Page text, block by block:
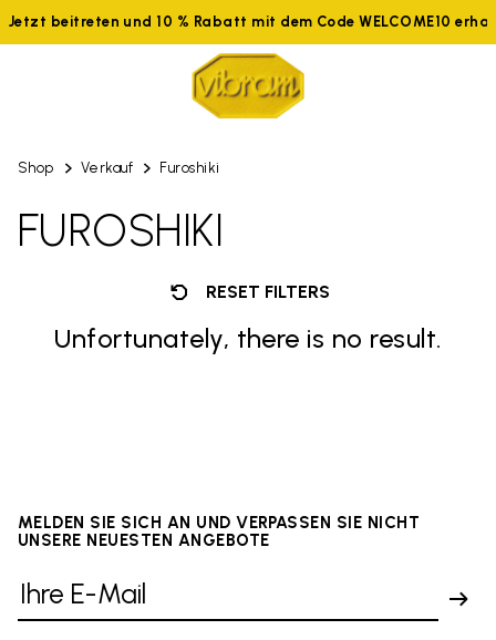
Jetzt beitreten und 10 % Rabatt mit dem Code WELCOME10
Shop Verkauf Furoshiki
FUROSHIKI
RESET FILTERS
Unfortunately, there is no result.
MELDEN SIE SICH AN UND VERPASSEN SIE NICHT
UNSERE NEUESTEN ANGEBOTE